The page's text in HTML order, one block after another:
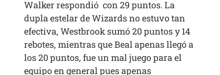
Walker respondió con 29 puntos. La
dupla estelar de Wizards no estuvo tan
efectiva, Westbrook sumó 20 puntos y 14
rebotes, mientras que Beal apenas llegó a
los 20 puntos, fue un mal juego para el
equipo en general pues apenas